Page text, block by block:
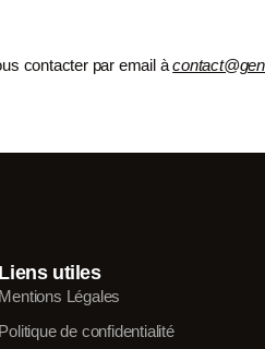
contacter par email àc
Liens utiles
Mentions Légales
Politique de confidentialité